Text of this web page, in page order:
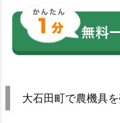
大石田町で農機具